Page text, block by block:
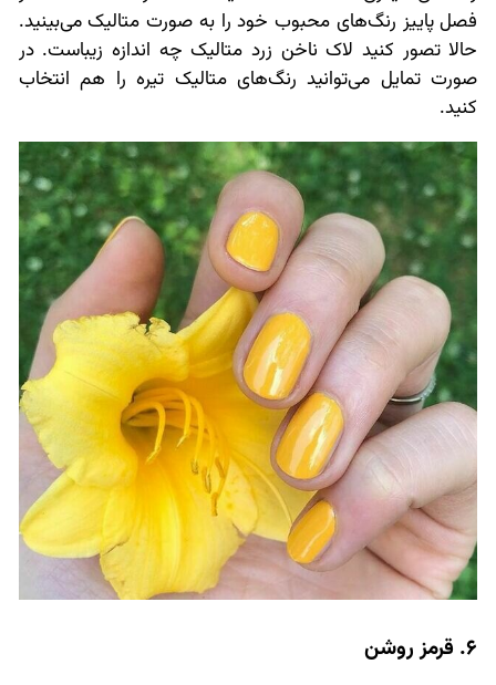
فصل پاییز رنگ‌های محبوب خود را به صورت متالیک می‌بینید.
حالا تصور کنید لاک ناخن زرد متالیک چه اندازه زیباست. در
صورت تمایل می‌توانید رنگ‌های متالیک تیره را هم انتخاب
کنید.
6. قرمز روشن